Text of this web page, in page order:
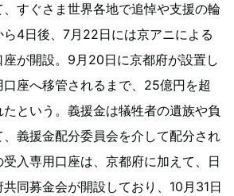
すぐさま世界各地で追悼や支援の輪
4日後、7月22日には京アニによる
が開設。9月20日に京都府が設置し
座へ移管されるまで、25億円を超
という。義援金は犠牲者の遺族や負
義援金配分委員会を介して配分され
入専用口座は、京都府に加えて、日
同募金会が開設しており、10月31日